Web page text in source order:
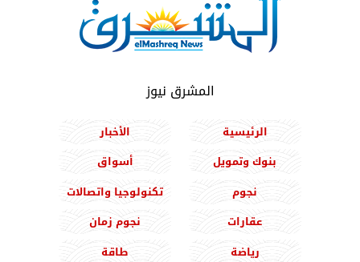
المشرق نيوز
الرئيسية
الأخبار
بنوك وتمويل
أسواق
نجوم
تكنولوجيا واتصالات
عقارات
نجوم زمان
رياضة
طاقة